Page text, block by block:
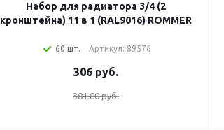
Набор для радиатора 3/4 (2
кронштейна) 11 в 1 (RAL9016) ROMMER
60 шт. Артикул: 89576
306 руб.
381.80 руб.